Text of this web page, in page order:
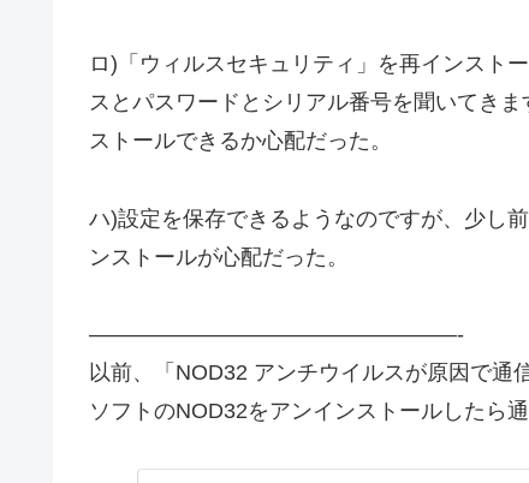
ロ)「ウィルスセキュリティ」を再インスト
スとパスワードとシリアル番号を聞いてき
ストールできるか心配だった。
ハ)設定を保存できるようなのですが、少し
ンストールが心配だった。
—————————————————-
以前、「NOD32 アンチウイルスが原因で通
ソフトのNOD32をアンインストールしたら